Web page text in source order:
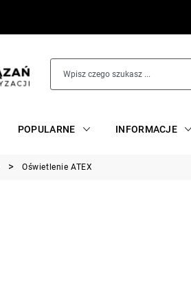
POPULARNE INFORMACJE
Oświetlenie ATEX